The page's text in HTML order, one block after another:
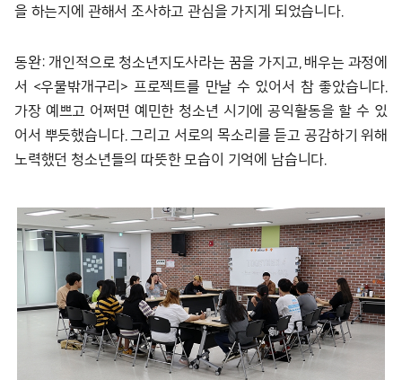
을 하는지에 관해서 조사하고 관심을 가지게 되었습니다.
동완: 개인적으로 청소년지도사라는 꿈을 가지고, 배우는 과정에
서 <우물밖개구리> 프로젝트를 만날 수 있어서 참 좋았습니다.
가장 예쁘고 어쩌면 예민한 청소년 시기에 공익활동을 할 수 있
어서 뿌듯했습니다. 그리고 서로의 목소리를 듣고 공감하기 위해
노력했던 청소년들의 따뜻한 모습이 기억에 남습니다.